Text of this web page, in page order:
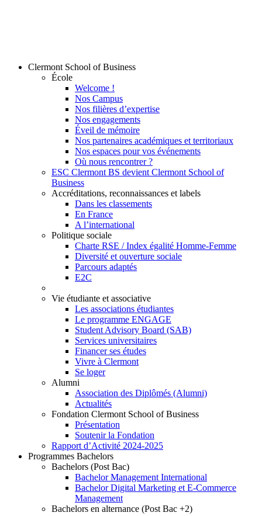
Clermont School of Business
École
Welcome !
Nos Campus
Nos filières d’expertise
Nos engagements
Éveil de mémoire
Nos partenaires académiques et territoriaux
Nos espaces pour vos événements
Où nous rencontrer ?
ESC Clermont BS devient Clermont School of
Business
Accréditations, reconnaissances et labels
Dans les classements
En France
A l’international
Politique sociale
Charte RSE / Index égalité Homme-Femme
Diversité et ouverture sociale
Parcours adaptés
E2C
Vie étudiante et associative
Les associations étudiantes
Le programme ENGAGE
Student Advisory Board (SAB)
Services universitaires
Financer ses études
Vivre à Clermont
Se loger
Alumni
Association des Diplômés (Alumni)
Actualités
Fondation Clermont School of Business
Présentation
Soutenir la Fondation
Rapport d’Activité 2024-2025
Programmes Bachelors
Bachelors (Post Bac)
Bachelor Management International
Bachelor Digital Marketing et E-Commerce
Management
Bachelors en alternance (Post Bac +2)